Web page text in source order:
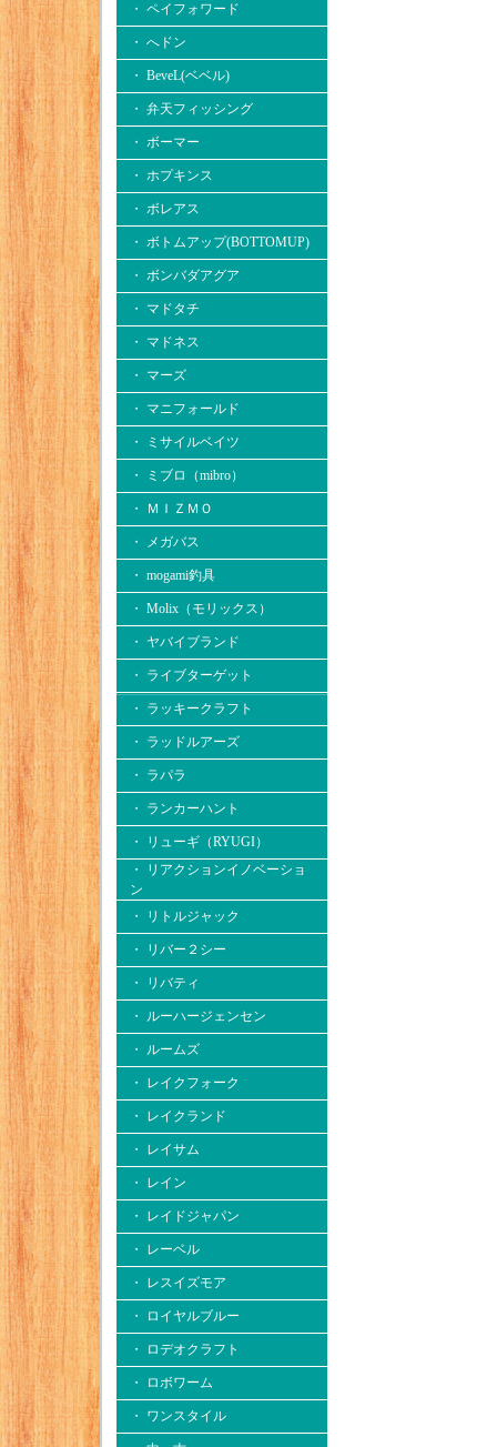
・ ペイフォワード
・ へドン
・ BeveL(ベベル)
・ 弁天フィッシング
・ ボーマー
・ ホプキンス
・ ボレアス
・ ボトムアップ(BOTTOMUP)
・ ボンバダアグア
・ マドタチ
・ マドネス
・ マーズ
・ マニフォールド
・ ミサイルベイツ
・ ミブロ（mibro）
・ ＭＩＺＭＯ
・ メガバス
・ mogami釣具
・ Molix（モリックス）
・ ヤバイブランド
・ ライブターゲット
・ ラッキークラフト
・ ラッドルアーズ
・ ラパラ
・ ランカーハント
・ リューギ（RYUGI）
・ リアクションイノベーショ
ン
・ リトルジャック
・ リバー２シー
・ リバティ
・ ルーハージェンセン
・ ルームズ
・ レイクフォーク
・ レイクランド
・ レイサム
・ レイン
・ レイドジャパン
・ レーベル
・ レスイズモア
・ ロイヤルブルー
・ ロデオクラフト
・ ロボワーム
・ ワンスタイル